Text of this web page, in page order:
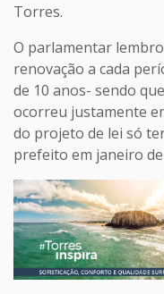
Torres.
O parlamentar
renovação a cada
de 10 anos- sendo
ocorreu justamente
do projeto de lei só
prefeito em janeiro